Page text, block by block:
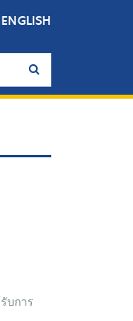
ENGLISH
บการ